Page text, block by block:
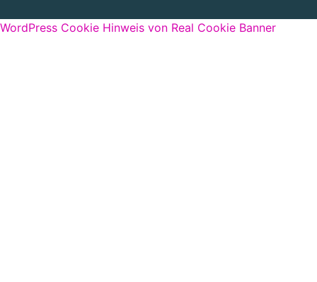
WordPress Cookie Hinweis von Real Cookie Banner